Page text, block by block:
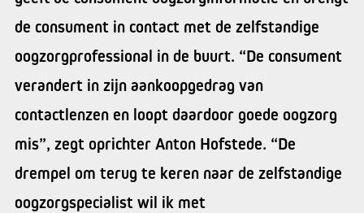
de consument in contact met de zelfstandige
oogzorgprofessional in de buurt. “De consument
verandert in zijn aankoopgedrag van
contactlenzen en loopt daardoor goede oogzorg
mis”, zegt oprichter Anton Hofstede. “De
drempel om terug te keren naar de zelfstandige
oogzorgspecialist wil ik met